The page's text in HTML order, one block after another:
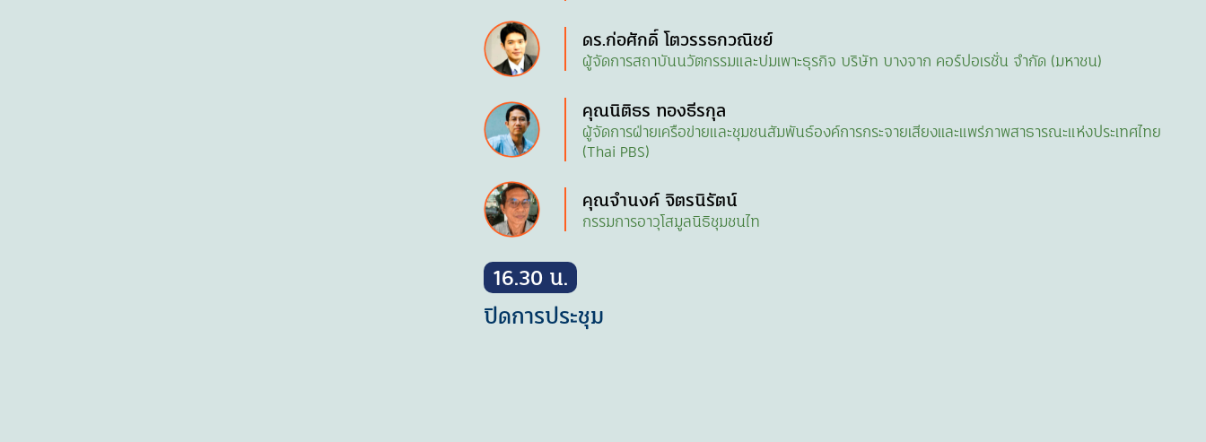
ดร.ก่อศักดิ์ โตวรรธกวณิชย์
ผู้จัดการสถาบันนวัตกรรมและบ่มเพาะธุรกิจ บริษัท บางจาก คอร์ปอเรชั่น จำกัด (มหาชน)
คุณนิติธร ทองธีรกุล
ผู้จัดการฝ่ายเครือข่ายและชุมชนสัมพันธ์องค์การกระจายเสียงเเละแพร่ภาพสาธารณะแห่งประเทศไทย
(Thai PBS)
คุณจำนงค์ จิตรนิรัตน์
กรรมการอาวุโสมูลนิธิชุมชนไท
16.30 น.
ปิดการประชุม